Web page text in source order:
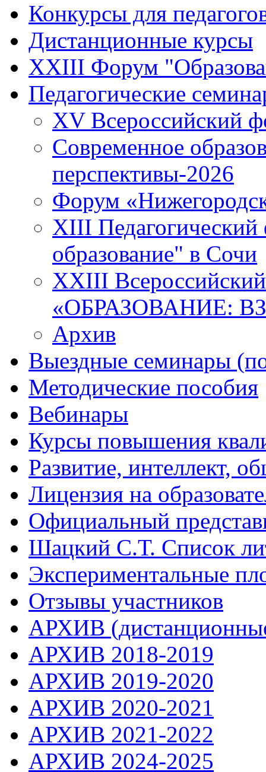
Конкурсы для
Дистанционные курсы
XXIII Форум
Педагогические
XV Всероссийский
Современное
перспективы-2026
Форум
XIII Педагогический
образование" в Сочи
XXIII
«ОБРАЗОВАНИЕ:
Архив
Выездные семинары
Методические пособия
Вебинары
Курсы повышения
Развитие, интеллект,
Лицензия на
Официальный
Шацкий С.Т. Список
Экспериментальные
Отзывы участников
АРХИВ
АРХИВ 2018-2019
АРХИВ 2019-2020
АРХИВ 2020-2021
АРХИВ 2021-2022
АРХИВ 2024-2025